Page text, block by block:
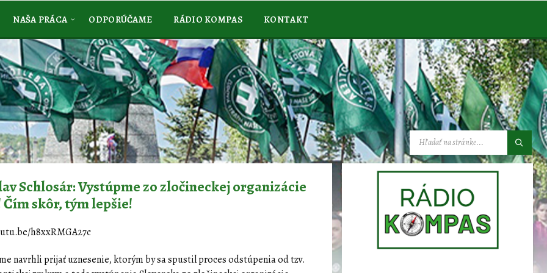
NAŠA PRÁCA ODPORÚČAME RÁDIO KOMPAS KONTAKT
VYHĽADÁVANIE:
Schlosár: Vystúpme zo zločineckej organizácie
Čím skôr, tým lepšie!
h8xxRMGA27c
navrhli prijať uznesenie, ktorým by sa spustil proces odstúpenia od tzv.